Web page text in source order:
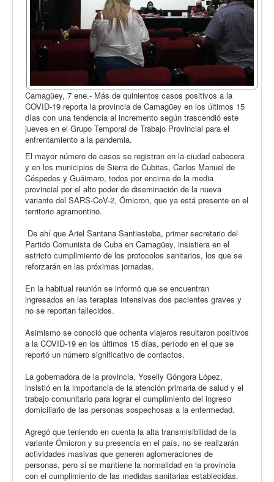
Camagüey, 7 ene.- Más de quinientos casos positivos a la
COVID-19 reporta la provincia de Camagüey en los últimos 15
días con una tendencia al incremento según trascendió este
jueves en el Grupo Temporal de Trabajo Provincial para el
enfrentamiento a la pandemia.
El mayor número de casos se registran en la ciudad cabecera
y en los municipios de Sierra de Cubitas, Carlos Manuel de
Céspedes y Guáimaro, todos por encima de la media
provincial por el alto poder de diseminación de la nueva
variante del SARS-CoV-2, Ómicron, que ya está presente en el
territorio agramontino.
De ahí que Ariel Santana Santiesteba, primer secretario del
Partido Comunista de Cuba en Camagüey, insistiera en el
estricto cumplimiento de los protocolos sanitarios, los que se
reforzarán en las próximas jornadas.
En la habitual reunión se informó que se encuentran
ingresados en las terapias intensivas dos pacientes graves y
no se reportan fallecidos.
Asimismo se conoció que ochenta viajeros resultaron positivos
a la COVID-19 en los últimos 15 días, período en el que se
reportó un número significativo de contactos.
La gobernadora de la provincia, Yoseily Góngora López,
insistió en la importancia de la atención primaria de salud y el
trabajo comunitario para lograr el cumplimiento del ingreso
domiciliario de las personas sospechosas a la enfermedad.
Agregó que teniendo en cuenta la alta transmisibilidad de la
variante Ómicron y su presencia en el país, no se realizarán
actividades masivas que generen aglomeraciones de
personas, pero si se mantiene la normalidad en la provincia
con el cumplimiento de las medidas sanitarias establecidas.